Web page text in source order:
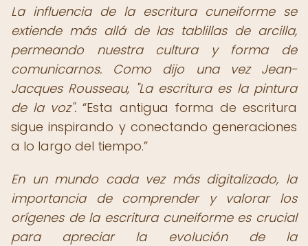
La influencia de la escritura cuneiforme se
extiende más allá de las tablillas de arcilla,
permeando nuestra cultura y forma de
comunicarnos. Como dijo una vez Jean-
Jacques Rousseau, "La escritura es la pintura
de la voz".
Esta antigua forma de escritura
sigue inspirando y conectando generaciones
a lo largo del tiempo.
En un mundo cada vez más digitalizado, la
importancia de comprender y valorar los
orígenes de la escritura cuneiforme es crucial
para apreciar la evolución de la